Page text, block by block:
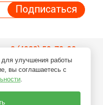
8 (4932) 50-70-90
Заказ товаров по телефонам
улучшения работы
вы соглашаетесь с
.